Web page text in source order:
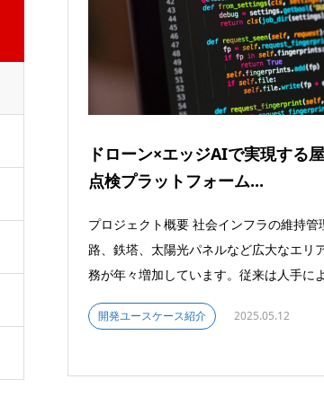
ドローン×エッジAIで実現する
点検プラットフォーム...
プロジェクト概要 社会インフラの維持管
路、鉄塔、太陽光パネルなど広大なエリ
務が年々増加しています。従来は人手に
開発ユースケース紹介 2025.05.12